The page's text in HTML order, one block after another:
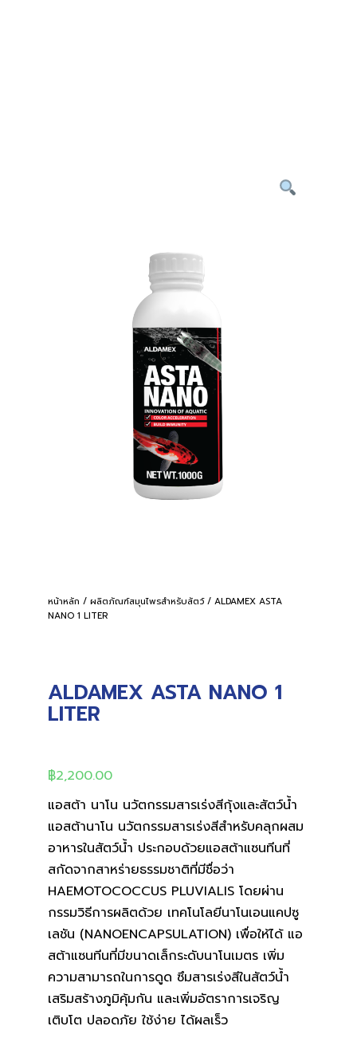
หน้าหลัก / ผลิตภัณฑ์สมุนไพรสำหรับสัตว์/ ALDAMEX ASTA
NANO 1 LITER
ALDAMEX ASTA NANO 1
LITER
฿2,200.00
แอสต้า นาโน นวัตกรรมสารเร่งสีกุ้งและสัตว์น้ำ
แอสต้านาโน นวัตกรรมสารเร่งสีสําหรับคลุกผสม
อาหารในสัตว์น้ำ ประกอบด้วยแอสต้าแซนทีนที่
สกัดจากสาหร่ายธรรมชาติที่มีชื่อว่า
HAEMOTOCOCCUS PLUVIALIS โดยผ่าน
กรรมวิธีการผลิตด้วย เทคโนโลยีนาโนเอนแคปซู
เลชัน (NANOENCAPSULATION) เพื่อให้ได้ แอ
สต้าแซนทีนที่มีขนาดเล็กระดับนาโนเมตร เพิ่ม
ความสามารถในการดูด ซึมสารเร่งสีในสัตว์น้ำ
เสริมสร้างภูมิคุ้มกัน และเพิ่มอัตราการเจริญ
เติบโต ปลอดภัย ใช้ง่าย ได้ผลเร็ว